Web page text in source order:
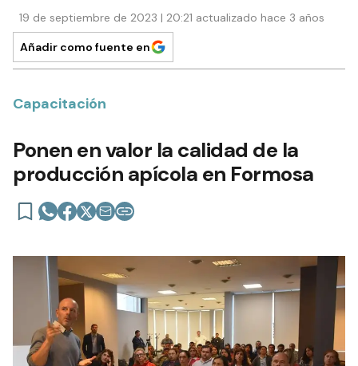
19 de septiembre de 2023 | 20:21 actualizado hace 3 años
Añadir como fuente en
Capacitación
Ponen en valor la calidad de la
producción apícola en Formosa